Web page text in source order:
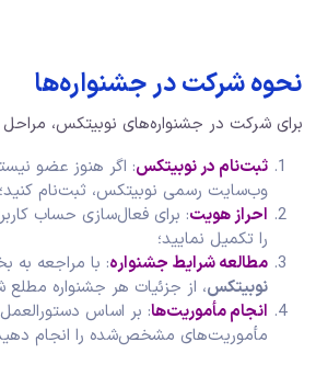
نحوه شرکت در جشنواره‌ها
برای شرکت در جشنواره‌های نوبیتکس، مراحل
ثبت‌نام در نوبیتکس: اگر هنوز عضو
وب‌سایت رسمی نوبیتکس، ثبت‌نام کنید؛
احراز هویت: برای فعال‌سازی حساب
را تکمیل نمایید؛
مطالعه شرایط جشنواره: با مراجعه به
نوبیتکس، از جزئیات هر جشنواره مطلع
انجام مأموریت‌ها: بر اساس
مأموریت‌های مشخص‌شده را انجام